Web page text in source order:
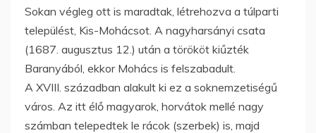
Sokan végleg ott is maradtak, létrehozva a túlparti
települést, Kis-Mohácsot. A nagyharsányi csata
(1687. augusztus 12.) után a törököt kiűzték
Baranyából, ekkor Mohács is felszabadult.
A XVIII. században alakult ki ez a soknemzetiségű
város. Az itt élő magyarok, horvátok mellé nagy
számban telepedtek le rácok (szerbek) is, majd